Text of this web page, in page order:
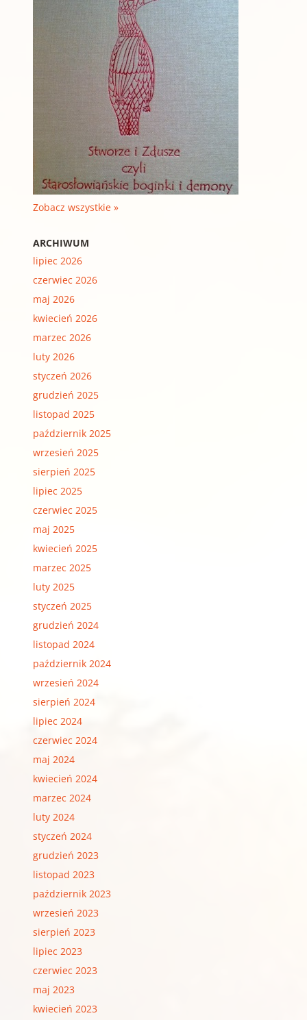
Zobacz wszystkie »
ARCHIWUM
lipiec 2026
czerwiec 2026
maj 2026
kwiecień 2026
marzec 2026
luty 2026
styczeń 2026
grudzień 2025
listopad 2025
październik 2025
wrzesień 2025
sierpień 2025
lipiec 2025
czerwiec 2025
maj 2025
kwiecień 2025
marzec 2025
luty 2025
styczeń 2025
grudzień 2024
listopad 2024
październik 2024
wrzesień 2024
sierpień 2024
lipiec 2024
czerwiec 2024
maj 2024
kwiecień 2024
marzec 2024
luty 2024
styczeń 2024
grudzień 2023
listopad 2023
październik 2023
wrzesień 2023
sierpień 2023
lipiec 2023
czerwiec 2023
maj 2023
kwiecień 2023